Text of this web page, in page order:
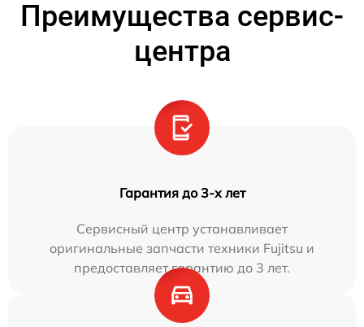
Преимущества сервис-
центра
Гарантия до 3-х лет
Сервисный центр устанавливает
оригинальные запчасти техники Fujitsu и
предоставляет гарантию до 3 лет.